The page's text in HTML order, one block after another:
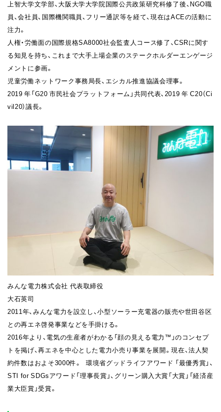
上智大学文学部、大阪大学大学院国際公共政策研究科修了後、NGO職
員、会社員、国際機関職員、フリー通訳等を経て、現在はACEの活動に
注力。
人権・労働面の国際規格SA8000社会監査人コース修了、CSRに関す
る知見を持ち、これまで大手上場企業のステークホルダーエンゲージ
メントに参画。
児童労働ネットワーク事務局長、エシカル推進協議会理事。
2019 年「G20 市民社会プラットフォーム」共同代表、2019 年 C20（Ci
vil20）議長。
みんな電力株式会社 代表取締役
大石英司
2011年、みんな電力を設立し、小型ソーラー充電器の販売や世田谷区
との再エネ啓発事業などを手掛ける。
2016年より、電気の生産者がわかる「顔の見える電力™」のコンセプ
トを掲げ、再エネを中心とした電力小売り事業を展開。現在、法人契
約件数はおよそ3000件。 環境省グッドライフアワード 「最優秀賞」、
STI for SDGsアワード「理事長賞」、グリーン購入大賞「大賞」「経済産
業大臣賞」受賞。